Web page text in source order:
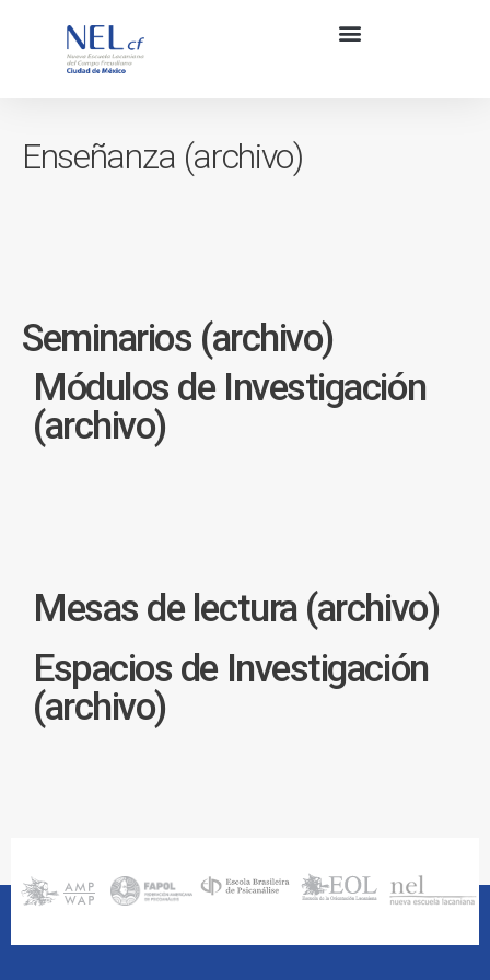
Enseñanza (archivo)
Seminarios (archivo)
Módulos de Investigación
(archivo)
Mesas de lectura (archivo)
Espacios de Investigación
(archivo)